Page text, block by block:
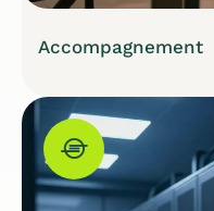
Accompagnement